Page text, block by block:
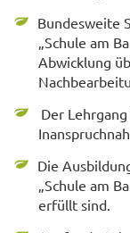
Bundesweite
„Schule am
Abwicklung
Der
Die
„Schule am
erfüllt sind.